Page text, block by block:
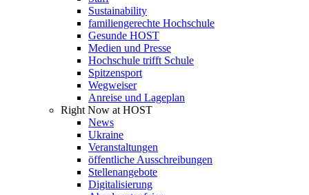
Sustainability
familiengerechte Hochschule
Gesunde HOST
Medien und Presse
Hochschule trifft Schule
Spitzensport
Wegweiser
Anreise und Lageplan
Right Now at HOST
News
Ukraine
Veranstaltungen
öffentliche Ausschreibungen
Stellenangebote
Digitalisierung